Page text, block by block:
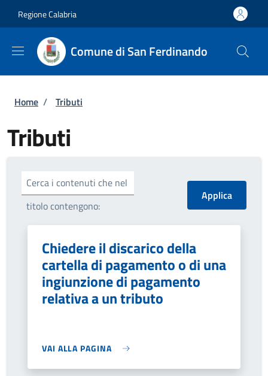
Regione Calabria
Comune di San Ferdinando
Briciole di pane
Home / Tributi
Tributi
Cerca i contenuti che nel
titolo contengono:
Chiedere il discarico della
cartella di pagamento o di una
ingiunzione di pagamento
relativa a un tributo
VAI ALLA PAGINA